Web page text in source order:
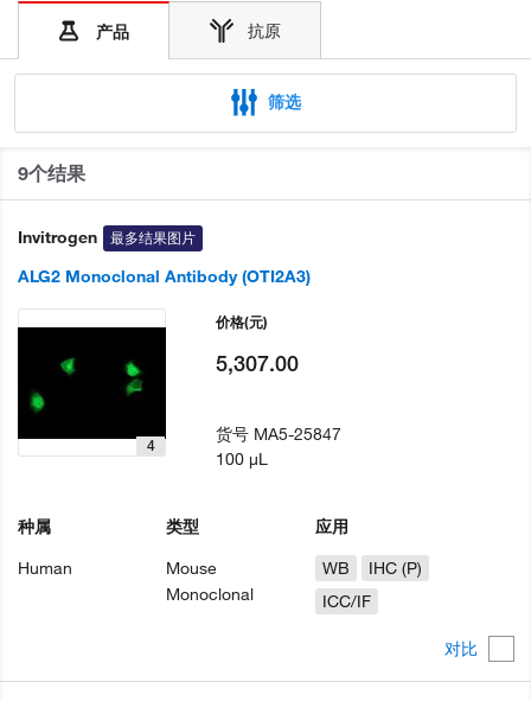
产品 抗原
筛选
9个结果
Invitrogen 最多结果图片
ALG2 Monoclonal Antibody (OTI2A3)
对比
4
种属
Human
类型
Mouse
Monoclonal
应用
WB
IHC (P)
ICC/IF
价格(元)
5,307.00
货号 MA5-25847
100 µL